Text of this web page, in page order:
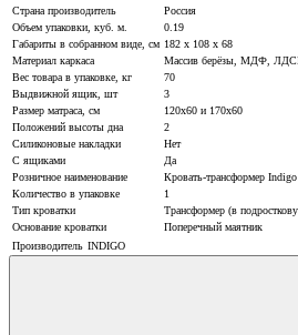
Страна производитель
Россия
Объем упаковки, куб. м.
0.19
Габариты в собранном виде, см 182 х 108 х 68
Материал каркаса
Массив берёзы, МДФ,
Вес товара в упаковке, кг
70
Выдвижной ящик, шт
3
Размер матраса, см
120х60 и 170х60
Положений высоты дна
2
Силиконовые накладки
Нет
С ящиками
Да
Розничное наименование
Кровать-трансформер
Количество в упаковке
1
Тип кроватки
Трансформер (в
Основание кроватки
Поперечный маятник
Производитель INDIGO